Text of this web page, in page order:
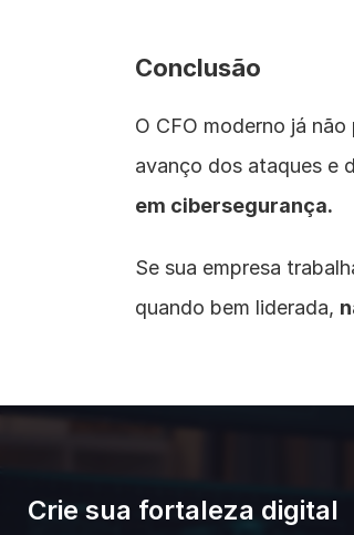
Conclusão
O CFO moderno já
avanço dos ataques e
em cibersegurança.
Se sua empresa
quando bem liderada,
Crie sua fortaleza digital